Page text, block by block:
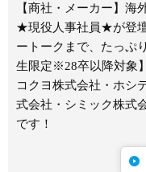
【商社・メーカー】海
★現役人事社員★が登
ートークまで、たっぷ
生限定※28卒以降対象
コクヨ株式会社・ホシ
式会社・シミック株式
です！